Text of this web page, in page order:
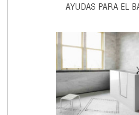
AYUDAS PARA EL